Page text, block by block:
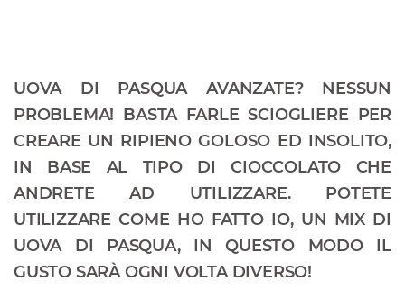
UOVA DI PASQUA AVANZATE? NESSUN
PROBLEMA! BASTA FARLE SCIOGLIERE PER
CREARE UN RIPIENO GOLOSO ED INSOLITO,
IN BASE AL TIPO DI CIOCCOLATO CHE
ANDRETE AD UTILIZZARE. POTETE
UTILIZZARE COME HO FATTO IO, UN MIX DI
UOVA DI PASQUA, IN QUESTO MODO IL
GUSTO SARÀ OGNI VOLTA DIVERSO!